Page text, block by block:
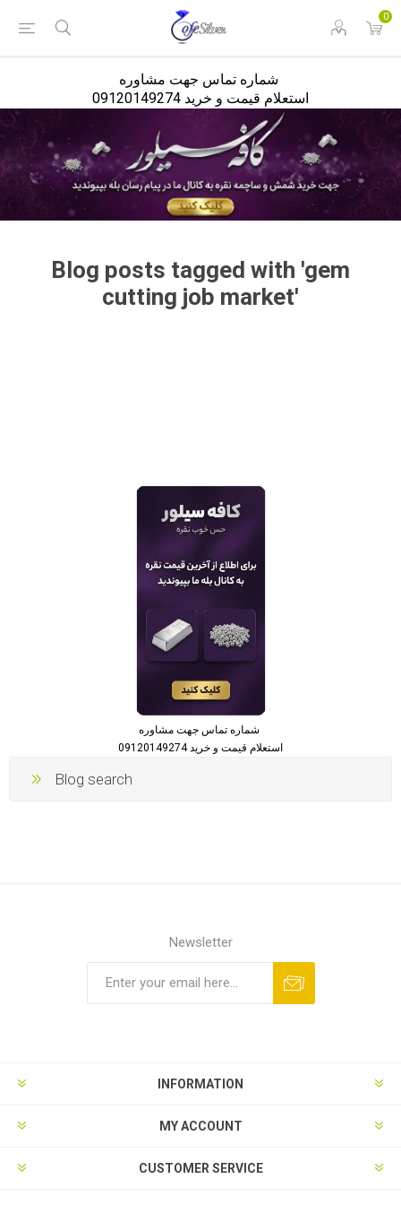
0
استعلام قیمت و خرید 09120149274
Blog posts tagged with 'gem
cutting job market'
استعلام قیمت و خرید 09120149274
Blog search
Newsletter
INFORMATION
MY ACCOUNT
CUSTOMER SERVICE